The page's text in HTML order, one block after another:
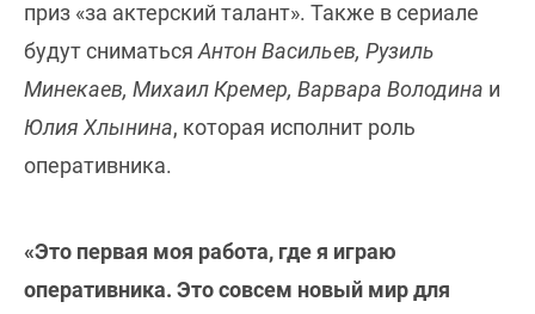
приз «за актерский талант». Также в сериале
будут сниматься Антон Васильев, Рузиль
Минекаев, Михаил Кремер, Варвара Володина и
Юлия Хлынина, которая исполнит роль
оперативника.
«Это первая моя работа, где я играю
оперативника. Это совсем новый мир для